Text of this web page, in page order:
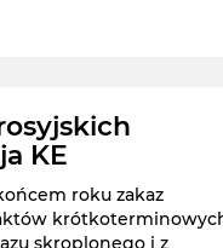
KE
roku zakaz
skroplonego i z